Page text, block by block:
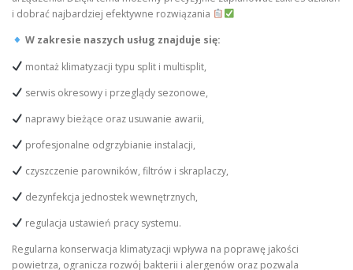
i dobrać najbardziej efektywne rozwiązania
W zakresie naszych usług znajduje się:
montaż klimatyzacji typu split i multisplit,
serwis okresowy i przeglądy sezonowe,
naprawy bieżące oraz usuwanie awarii,
profesjonalne odgrzybianie instalacji,
czyszczenie parowników, filtrów i skraplaczy,
dezynfekcja jednostek wewnętrznych,
regulacja ustawień pracy systemu.
Regularna konserwacja klimatyzacji wpływa na poprawę jakości
powietrza, ogranicza rozwój bakterii i alergenów oraz pozwala